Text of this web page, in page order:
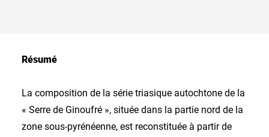
Résumé
La composition de la série triasique autochtone de la
« Serre de Ginoufré », située dans la partie nord de la
zone sous-pyrénéenne, est reconstituée à partir de